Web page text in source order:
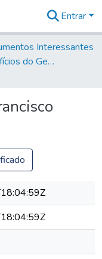
Entrar
Interessantes
Volume 93 - Ofícios do General D. Luiz em favor da praça do Iguatemi (1775)